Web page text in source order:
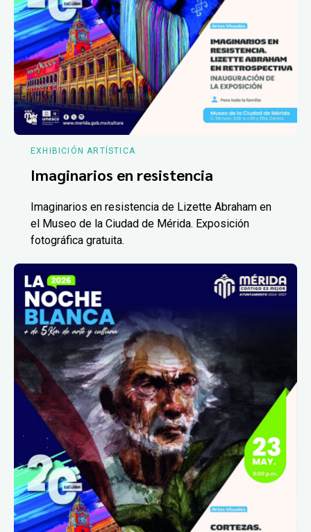
EXHIBICIÓN ARTÍSTICA
Imaginarios en resistencia
Imaginarios en resistencia de Lizette Abraham en
el Museo de la Ciudad de Mérida. Exposición
fotográfica gratuita.